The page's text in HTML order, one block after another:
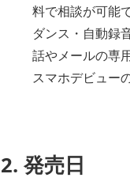
料で相談が可能
ダンス・自動録
話やメールの専
スマホデビュー
2. 発売日